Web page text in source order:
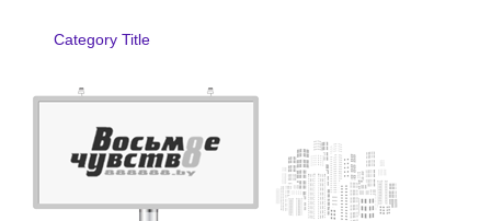
Category Title